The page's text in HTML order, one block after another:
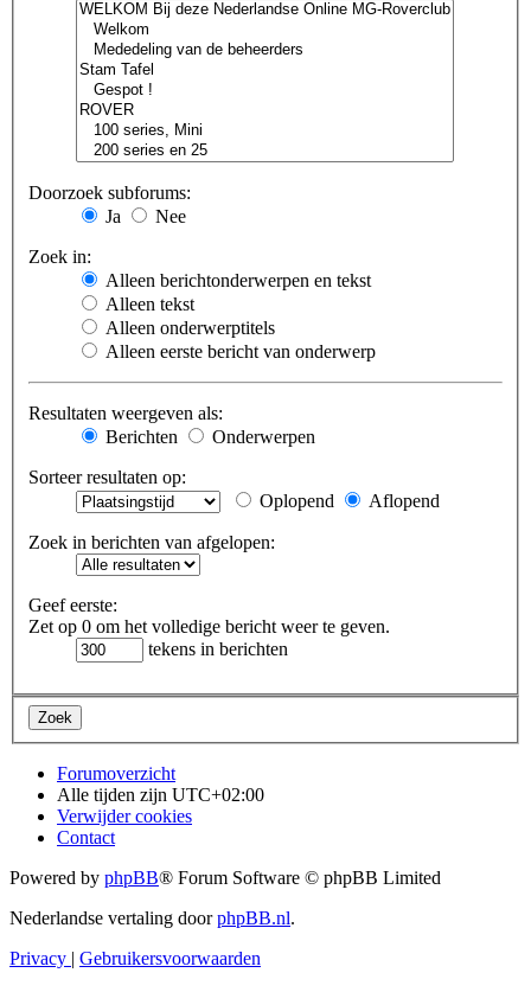
Doorzoek subforums:
Ja
Nee
Zoek in:
Alleen berichtonderwerpen en tekst
Alleen tekst
Alleen onderwerptitels
Alleen eerste bericht van onderwerp
Resultaten weergeven als:
Berichten
Onderwerpen
Sorteer resultaten op:
Oplopend
Aflopend
Zoek in berichten van afgelopen:
Geef eerste:
Zet op 0 om het volledige bericht weer te geven.
tekens in berichten
Forumoverzicht
Alle tijden zijn UTC+02:00
Verwijder cookies
Contact
Powered by phpBB® Forum Software © phpBB Limited
Nederlandse vertaling doorphpBB.nl.
Privacy | Gebruikersvoorwaarden